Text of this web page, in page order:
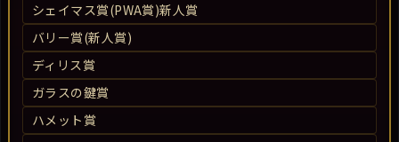
シェイマス賞(PWA賞)新人賞
バリー賞(新人賞)
ディリス賞
ガラスの鍵賞
ハメット賞